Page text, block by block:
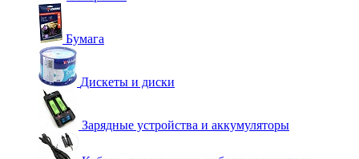
Бумага
Дискеты и диски
Зарядные устройства и аккумуляторы